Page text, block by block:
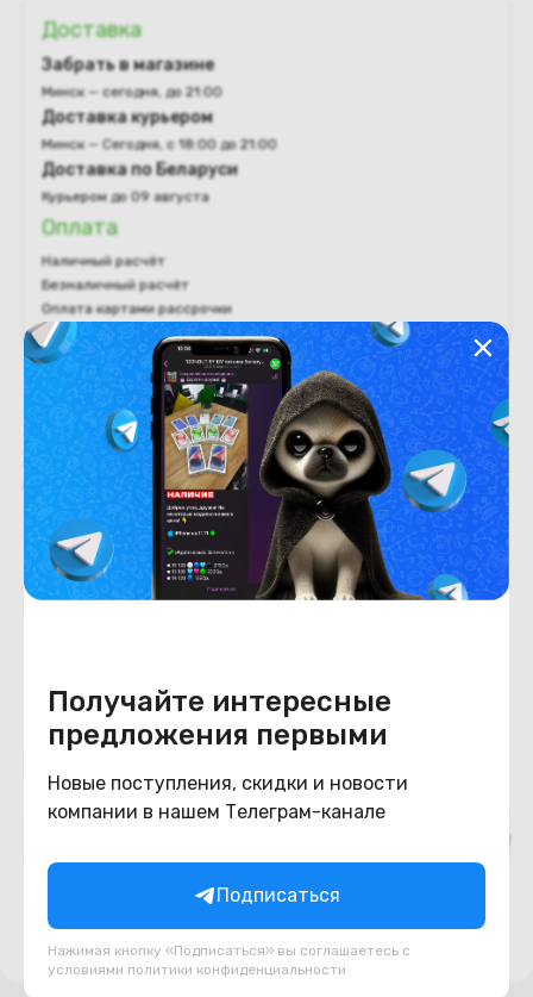
Получайте интересные
предложения первыми
Новые поступления, скидки и новости
компании в нашем Телеграм-канале
Подписаться
Нажимая кнопку «Подписаться» вы соглашаетесь с
условиями политики конфиденциальности
Доставка
Забрать в магазине
Минск — сегодня, до 21:00
Доставка курьером
Минск — Сегодня, с 18:00 до 21:00
Доставка по Беларуси
Курьером до 09 августа
Оплата
Наличный расчёт
Безналичный расчёт
Оплата картами рассрочки
Характеристики Отзывы о магазине
Похожие товары